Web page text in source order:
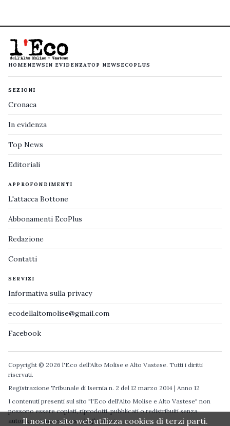
HOMENEWS IN EVIDENZATOP NEWS ECOPLUS
SEZIONI
Cronaca
In evidenza
Top News
Editoriali
APPROFONDIMENTI
L'attacca Bottone
Abbonamenti EcoPlus
Redazione
Contatti
SERVIZI
Informativa sulla privacy
ecodellaltomolise@gmail.com
Facebook
Copyright © 2026 l'Eco dell'Alto Molise e Alto Vastese. Tutti i diritti
riservati.
Registrazione Tribunale di Isernia n. 2 del 12 marzo 2014 | Anno 12
I contenuti presenti sul sito "l'Eco dell'Alto Molise e Alto Vastese" non
possono essere copiati, riprodotti, pubblicati o redistribuiti senza
autorizzazione espressa degli autori.
Il nostro sito web utilizza cookies di terzi parti.